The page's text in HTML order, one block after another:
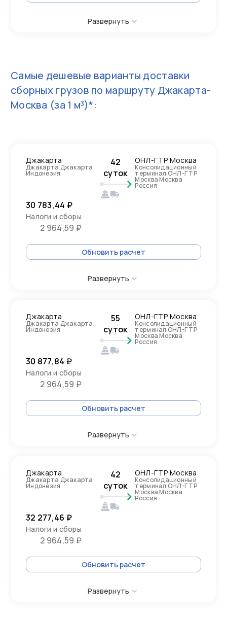
Развернуть
Самые дешевые варианты доставки
сборных грузов по маршруту Джакарта-
Москва (за 1 м³)*:
Джакарта
Джакарта Джакарта
Индонезия
42
суток
ОНЛ-ГТР Москва
Консолидационный
терминал ОНЛ-ГТР
Москва Москва
Россия
30 783,44 ₽
Налоги и сборы
2 964,59 ₽
Обновить расчет
Развернуть
Джакарта
Джакарта Джакарта
Индонезия
55
суток
ОНЛ-ГТР Москва
Консолидационный
терминал ОНЛ-ГТР
Москва Москва
Россия
30 877,84 ₽
Налоги и сборы
2 964,59 ₽
Обновить расчет
Развернуть
Джакарта
Джакарта Джакарта
Индонезия
42
суток
ОНЛ-ГТР Москва
Консолидационный
терминал ОНЛ-ГТР
Москва Москва
Россия
32 277,46 ₽
Налоги и сборы
2 964,59 ₽
Обновить расчет
Развернуть